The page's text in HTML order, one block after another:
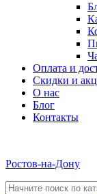
Оплата и
Скидки и
О нас
Блог
Контакты
Ростов-на-Дону